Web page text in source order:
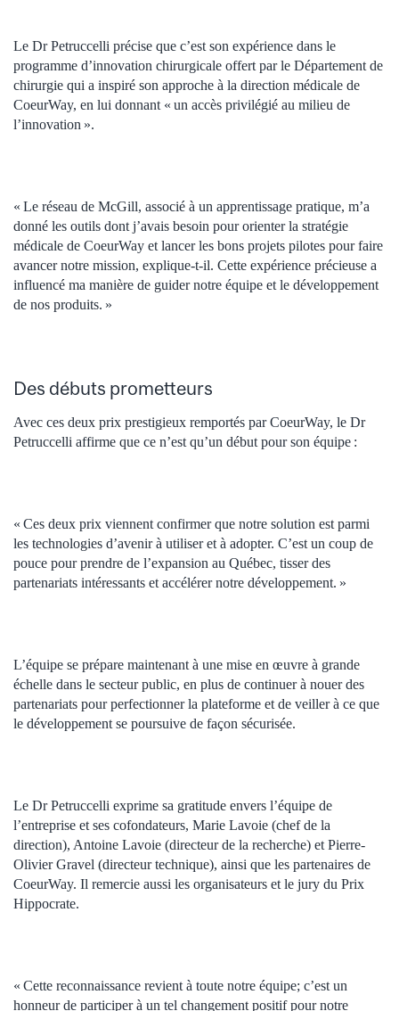
Le Dr Petruccelli précise que c’est son expérience dans le
programme d’innovation chirurgicale offert par le Département de
chirurgie qui a inspiré son approche à la direction médicale de
CoeurWay, en lui donnant « un accès privilégié au milieu de
l’innovation ».
« Le réseau de McGill, associé à un apprentissage pratique, m’a
donné les outils dont j’avais besoin pour orienter la stratégie
médicale de CoeurWay et lancer les bons projets pilotes pour faire
avancer notre mission, explique-t-il. Cette expérience précieuse a
influencé ma manière de guider notre équipe et le développement
de nos produits. »
Des débuts prometteurs
Avec ces deux prix prestigieux remportés par CoeurWay, le Dr
Petruccelli affirme que ce n’est qu’un début pour son équipe :
« Ces deux prix viennent confirmer que notre solution est parmi
les technologies d’avenir à utiliser et à adopter. C’est un coup de
pouce pour prendre de l’expansion au Québec, tisser des
partenariats intéressants et accélérer notre développement. »
L’équipe se prépare maintenant à une mise en œuvre à grande
échelle dans le secteur public, en plus de continuer à nouer des
partenariats pour perfectionner la plateforme et de veiller à ce que
le développement se poursuive de façon sécurisée.
Le Dr Petruccelli exprime sa gratitude envers l’équipe de
l’entreprise et ses cofondateurs, Marie Lavoie (chef de la
direction), Antoine Lavoie (directeur de la recherche) et Pierre-
Olivier Gravel (directeur technique), ainsi que les partenaires de
CoeurWay. Il remercie aussi les organisateurs et le jury du Prix
Hippocrate.
« Cette reconnaissance revient à toute notre équipe; c’est un
honneur de participer à un tel changement positif pour notre